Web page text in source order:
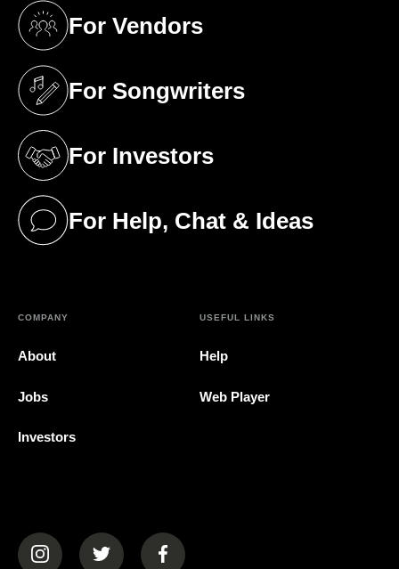
For Vendors
(opens in a new tab)
For Songwriters
(opens in a new tab)
For Investors
(opens in a new tab)
For Help, Chat & Ideas
(opens in a new tab)
COMPANY
About
Jobs
Investors
USEFUL LINKS
Help
Web Player
(opens in a new tab)(opens in a new tab)(opens in a new tab)